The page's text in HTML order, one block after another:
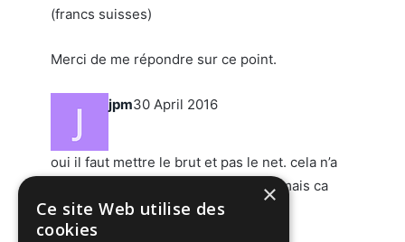
(francs suisses)
Merci de me répondre sur ce point.
jpm30 April 2016
oui il faut mettre le brut et pas le net. cela n’a
pas d’impact sur le calcul de l’impot mais ca
vous dispense de leur envoyer le
lohnausweiss.
×
Ce site Web utilise des
cookies